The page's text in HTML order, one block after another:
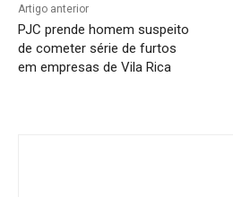
Artigo anterior
PJC prende homem suspeito
de cometer série de furtos
em empresas de Vila Rica